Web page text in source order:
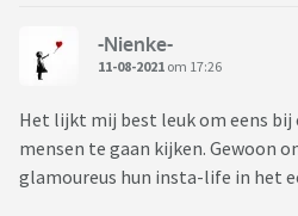
-Nienke-
11-08-2021 om 17:26
Het lijkt mij best leuk om eens bij
mensen te gaan kijken. Gewoon
glamoureus hun insta-life in het